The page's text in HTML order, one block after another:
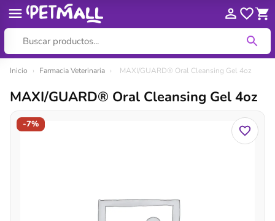
contenido
Inicio › Farmacia Veterinaria › MAXI/GUARD® Oral Cleansing Gel 4oz
-7%
MAXI/GUARD® Oral Cleansing Gel 4oz